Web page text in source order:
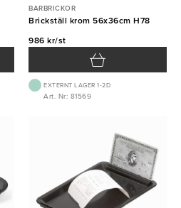
BARBRICKOR
Brickställ krom 56x36cm H78
986 kr/st
EXTERNT LAGER 1-2D
Art. Nr: 81569